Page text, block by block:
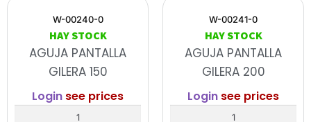
W-00240-0
HAY STOCK
AGUJA PANTALLA
GILERA 150
Login see prices
W-00241-0
HAY STOCK
AGUJA PANTALLA
GILERA 200
Login see prices